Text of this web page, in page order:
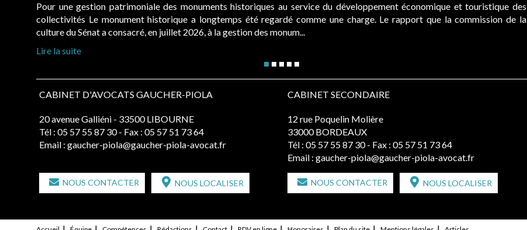
Pour une gestion patrimoniale des monuments historiques au service du développement économique et touristique des
collectivités Le monument historique a longtemps été regardé comme une charge. Le rapport que la commission de la
culture du Sénat a consacré, en juillet 2026, à la gestion des monum...
Lire la suite
CABINET D'AVOCATS GAUCHER-PIOLA
20 avenue Galliéni - 33500 LIBOURNE
Tél : 05 57 55 87 30 - Fax : 05 57 51 73 64
Email : gaucher-piola@gaucher-piola-avocat.fr
NOUS CONTACTER NOUS LOCALISER
CABINET SECONDAIRE
12 rue Poquelin Molière
33000 BORDEAUX
Tél : 05 57 55 87 30 - Fax : 05 57 51 73 64
Email : gaucher-piola@gaucher-piola-avocat.fr
NOUS CONTACTER NOUS LOCALISER